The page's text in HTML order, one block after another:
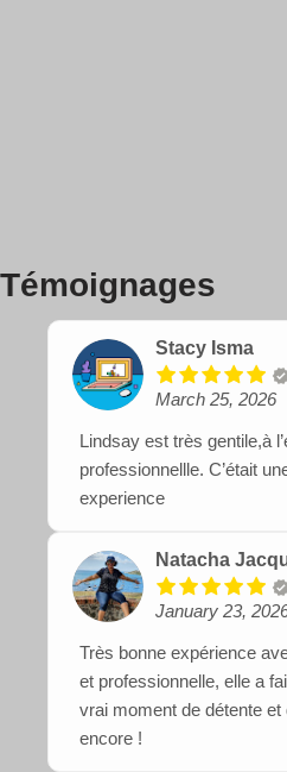
Témoignages
Stacy Isma
March 25, 2026
Lindsay est très gentile,à
professionnellle. C’était
experience
Natacha
January 23,
Très bonne expérience
et professionnelle, elle a
vrai moment de détente
encore !